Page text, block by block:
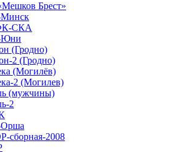
Брест»
СКА
(Гродно)
2 (Гродно)
(Могилёв)
2 (Могилев)
(мужчины)
2
сборная-2008